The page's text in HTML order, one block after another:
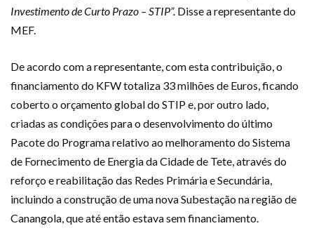
Investimento de Curto Prazo – STIP”. Disse a representante do
MEF.
De acordo com a representante, com esta contribuição, o
financiamento do KFW totaliza 33 milhões de Euros, ficando
coberto o orçamento global do STIP e, por outro lado,
criadas as condições para o desenvolvimento do último
Pacote do Programa relativo ao melhoramento do Sistema
de Fornecimento de Energia da Cidade de Tete, através do
reforço e reabilitação das Redes Primária e Secundária,
incluindo a construção de uma nova Subestação na região de
Canangola, que até então estava sem financiamento.